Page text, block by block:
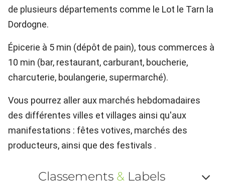
de plusieurs départements comme le Lot le Tarn la
Dordogne.
Épicerie à 5 min (dépôt de pain), tous commerces à
10 min (bar, restaurant, carburant, boucherie,
charcuterie, boulangerie, supermarché).
Vous pourrez aller aux marchés hebdomadaires
des différentes villes et villages ainsi qu'aux
manifestations : fêtes votives, marchés des
producteurs, ainsi que des festivals .
Classements &Labels